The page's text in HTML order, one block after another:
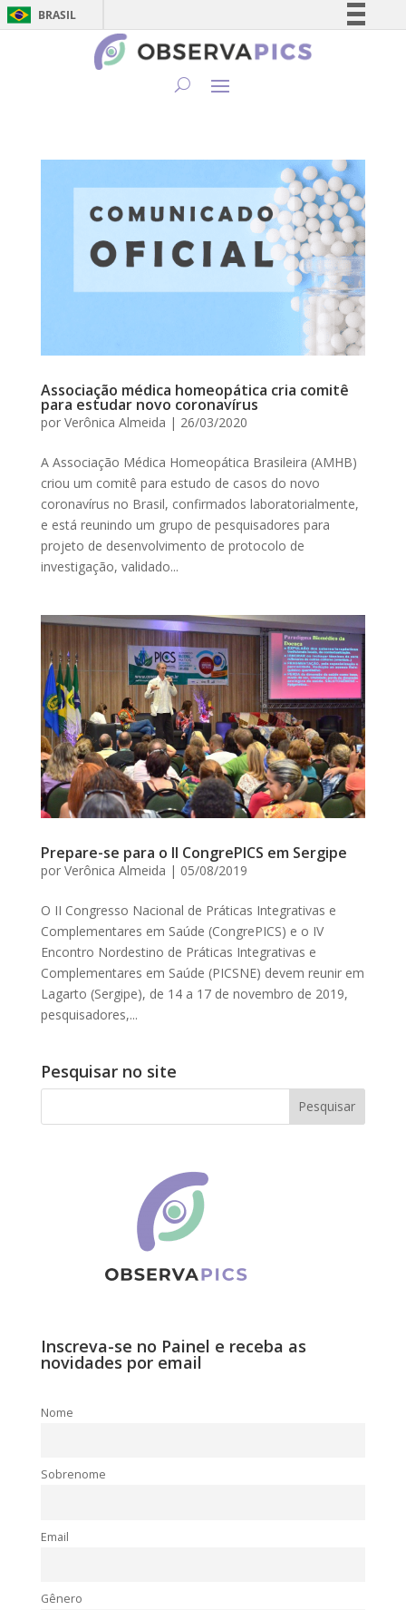
BRASIL
Simplifique!
Canais
Associação médica homeopática cria comitê
para estudar novo coronavírus
por Verônica Almeida | 26/03/2020
A Associação Médica Homeopática Brasileira (AMHB)
criou um comitê para estudo de casos do novo
coronavírus no Brasil, confirmados laboratorialmente,
e está reunindo um grupo de pesquisadores para
projeto de desenvolvimento de protocolo de
investigação, validado...
Prepare-se para o II CongrePICS em Sergipe
por Verônica Almeida | 05/08/2019
O II Congresso Nacional de Práticas Integrativas e
Complementares em Saúde (CongrePICS) e o IV
Encontro Nordestino de Práticas Integrativas e
Complementares em Saúde (PICSNE) devem reunir em
Lagarto (Sergipe), de 14 a 17 de novembro de 2019,
pesquisadores,...
Pesquisar no site
Inscreva-se no Painel e receba as
novidades por email
Nome
Sobrenome
Email
Gênero